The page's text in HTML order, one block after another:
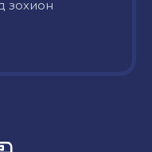
зохион